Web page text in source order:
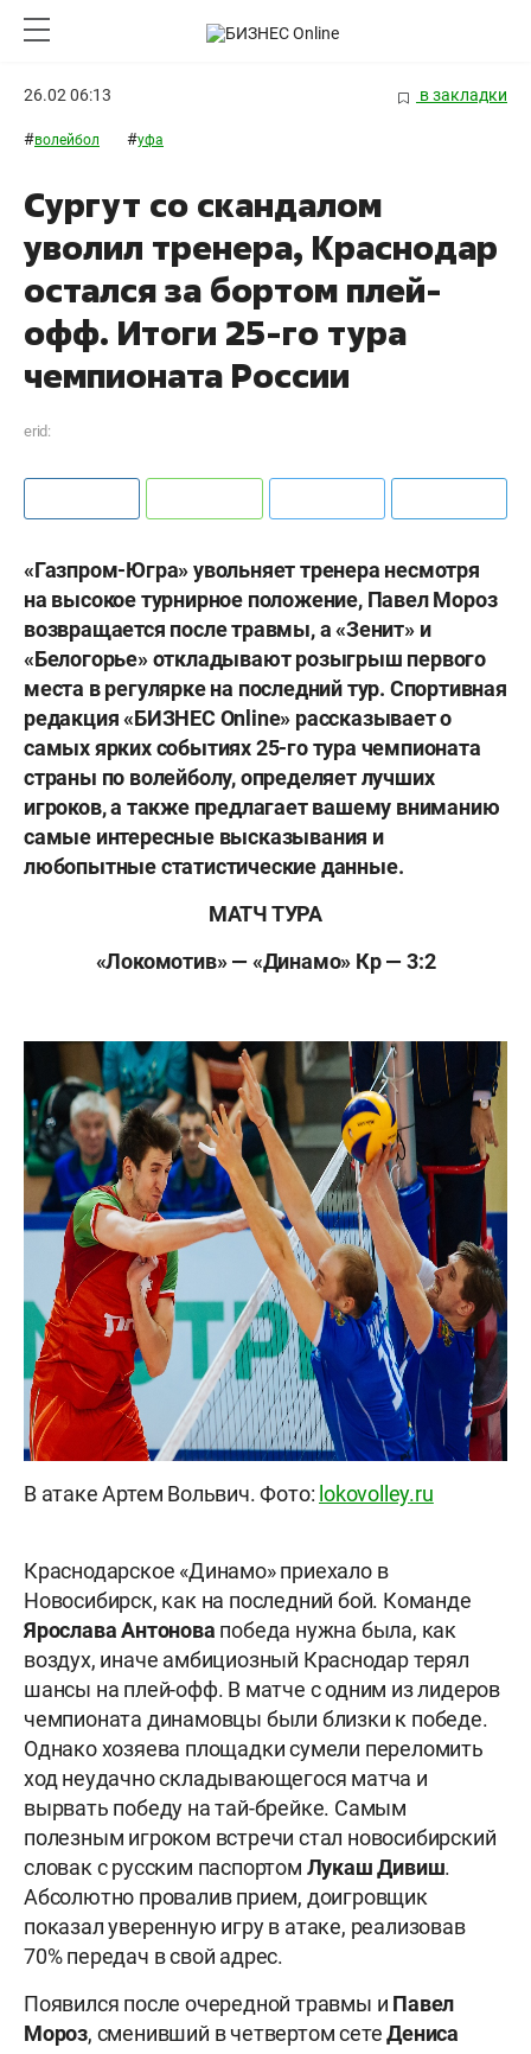
26.02 06:13 в закладки
#волейбол #уфа
Сургут со скандалом
уволил тренера, Краснодар
остался за бортом плей-
офф. Итоги 25-го тура
чемпионата России
erid:
«Газпром-Югра» увольняет тренера несмотря
на высокое турнирное положение, Павел Мороз
возвращается после травмы, а «Зенит» и
«Белогорье» откладывают розыгрыш первого
места в регулярке на последний тур. Спортивная
редакция «БИЗНЕС Online» рассказывает о
самых ярких событиях 25-го тура чемпионата
страны по волейболу, определяет лучших
игроков, а также предлагает вашему вниманию
самые интересные высказывания и
любопытные статистические данные.
МАТЧ ТУРА
«Локомотив» — «Динамо» Кр — 3:2
В атаке Артем Вольвич. Фото: lokovolley.ru
Краснодарское «Динамо» приехало в
Новосибирск, как на последний бой. Команде
Ярослава Антонова победа нужна была, как
воздух, иначе амбициозный Краснодар терял
шансы на плей-офф. В матче с одним из лидеров
чемпионата динамовцы были близки к победе.
Однако хозяева площадки сумели переломить
ход неудачно складывающегося матча и
вырвать победу на тай-брейке. Самым
полезным игроком встречи стал новосибирский
словак с русским паспортом Лукаш Дивиш.
Абсолютно провалив прием, доигровщик
показал уверенную игру в атаке, реализовав
70% передач в свой адрес.
Появился после очередной травмы и Павел
Мороз, сменивший в четвертом сетеДениса